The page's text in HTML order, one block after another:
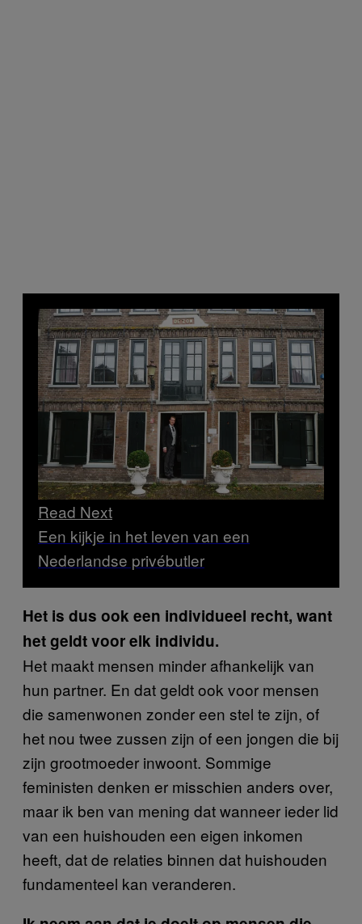
Read Next
Een kijkje in het leven van een
Nederlandse privébutler
Het is dus ook een individueel recht, want
het geldt voor elk individu.
Het maakt mensen minder afhankelijk van
hun partner. En dat geldt ook voor mensen
die samenwonen zonder een stel te zijn, of
het nou twee zussen zijn of een jongen die bij
zijn grootmoeder inwoont. Sommige
feministen denken er misschien anders over,
maar ik ben van mening dat wanneer ieder lid
van een huishouden een eigen inkomen
heeft, dat de relaties binnen dat huishouden
fundamenteel kan veranderen.